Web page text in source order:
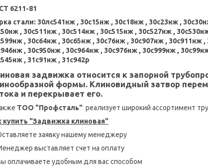
6211-81
стали: 30лс541нж , 30с15нж , 30с18нж , 30с23нж ,
, 30с511нж , 30с514нж , 30с515нж , 30с527нж ,
, 30с64нж , 30с65нж , 30с76нж , 30с907нж , 30с911нж
, 30с950нж , 30с964нж , 30с976нж , 30с999нж ,
, 31с91нж , 31с942р
задвижка относится к запорной
формы. Клиновидный затвор
и перекрывает его.
ТОО "Профсталь" реализует широкий ассортимент
купить "Задвижка клиновая"
заявку нашему менеджеру
выставляет счет на оплату
оплачиваете удобным для вас способом